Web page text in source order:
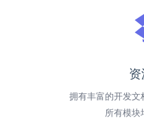
拥有丰富的开发
所有模块